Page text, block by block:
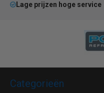
Lage prijzen hoge service
Categorieën